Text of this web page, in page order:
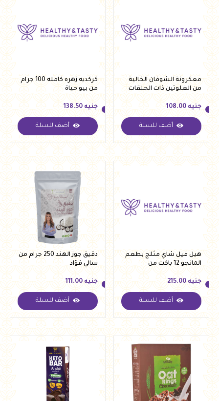
معكرونة الشوفان الخالية
من الغلوتين ذات الحلقات
الكبيرة من لينو 250 جرام
جنيه
جنيه 108.00
أضف للسلة
كركديه زهره كامله 100 جرام
من بيو حياة
جنيه
جنيه 138.50
أضف للسلة
هيل فيل شاي مثلج بطعم
المانجو 12 باكت من
التوناهيلث
جنيه
جنيه 215.00
أضف للسلة
دقيق جوز الهند 250 جرام من
سالي فؤاد
جنيه
جنيه 111.00
أضف للسلة